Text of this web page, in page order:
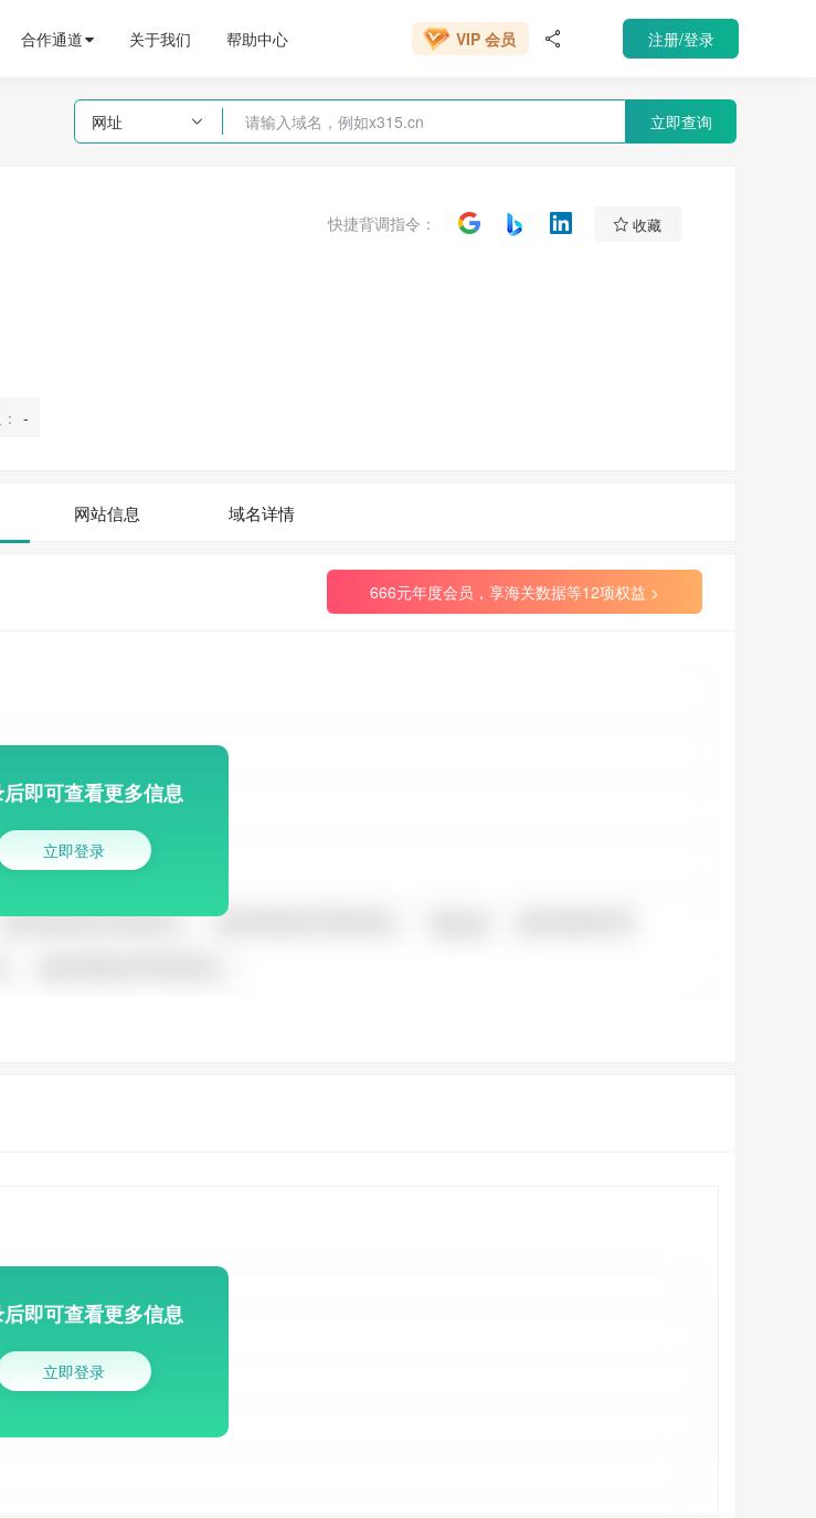
合作通道 关于我们 帮助中心
VIP 会员
 注册/登录
网址  立即查询
快捷背调指令： 收藏
-
网站信息 域名详情
666元年度会员，享海关数据等12项权益 >
即可查看更多信息
立即登录
即可查看更多信息
立即登录